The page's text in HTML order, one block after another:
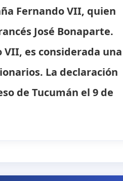
Fernando VII, quien
José Bonaparte.
es considerada una
La declaración
de Tucumán el 9 de